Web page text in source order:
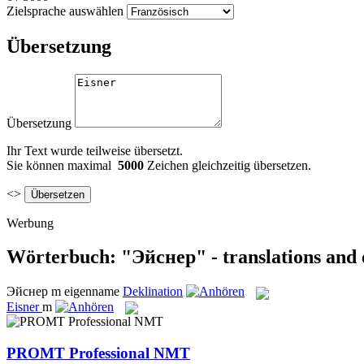
Zielsprache auswählen
Übersetzung
Übersetzung
Ihr Text wurde teilweise übersetzt.
Sie können maximal 5000 Zeichen gleichzeitig übersetzen.
<>
Werbung
Wörterbuch: "Эйснер" - translations and
Эйснер m eigenname Deklination
Eisner m
PROMT Professional NMT